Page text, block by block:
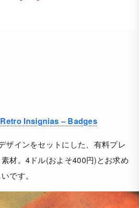
Insignias – Badges
ザインをセットにした、有料プレ
材。4ドル(およそ400円)とお求め
です。